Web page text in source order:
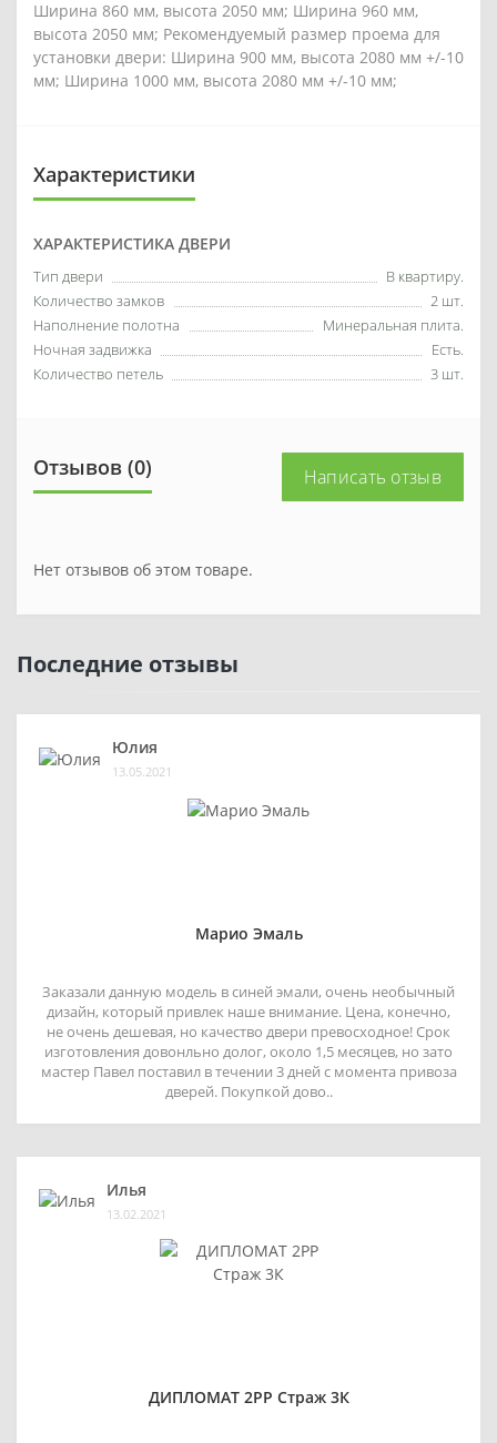
Ширина 860 мм, высота 2050 мм; Ширина 960 мм,
высота 2050 мм; Рекомендуемый размер проема для
установки двери: Ширина 900 мм, высота 2080 мм +/-10
мм; Ширина 1000 мм, высота 2080 мм +/-10 мм;
Характеристики
ХАРАКТЕРИСТИКА ДВЕРИ
Тип двери
В квартиру.
Количество замков
2 шт.
Наполнение полотна
Минеральная плита.
Ночная задвижка
Есть.
Количество петель
3 шт.
Отзывов (0) Написать отзыв
Нет отзывов об этом товаре.
Последние отзывы
Юлия
13.05.2021
Марио Эмаль
Заказали данную модель в синей эмали, очень необычный
дизайн, который привлек наше внимание. Цена, конечно,
не очень дешевая, но качество двери превосходное! Срок
изготовления довонльно долог, около 1,5 месяцев, но зато
мастер Павел поставил в течении 3 дней с момента привоза
дверей. Покупкой дово..
Илья
13.02.2021
ДИПЛОМАТ 2РР Страж 3К